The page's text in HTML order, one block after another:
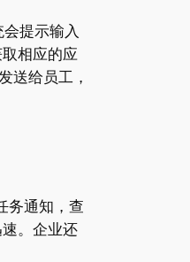
提示输入
相应的应
送给员工，
务通知，查
。企业还